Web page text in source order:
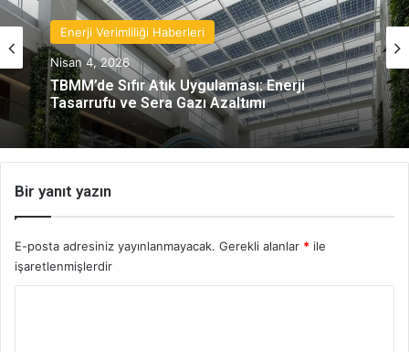
Enerji Verimliliği Haberleri
Nisan 4, 2026
TBMM’de Sıfır Atık Uygulaması: Enerji
Tasarrufu ve Sera Gazı Azaltımı
Bir yanıt yazın
E-posta adresiniz yayınlanmayacak. Gerekli alanlar * ile
işaretlenmişlerdir